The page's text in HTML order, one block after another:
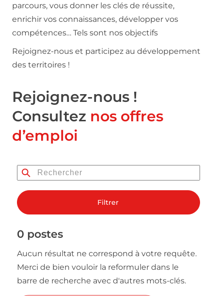
parcours, vous donner les clés de réussite,
enrichir vos connaissances, développer vos
compétences… Tels sont nos objectifs
Rejoignez-nous et participez au développement
des territoires !
Rejoignez-nous !
Consultez nos offres
d’emploi
Filtrer
0 postes
Aucun résultat ne correspond à votre requête.
Merci de bien vouloir la reformuler dans le
barre de recherche avec d'autres mots-clés.